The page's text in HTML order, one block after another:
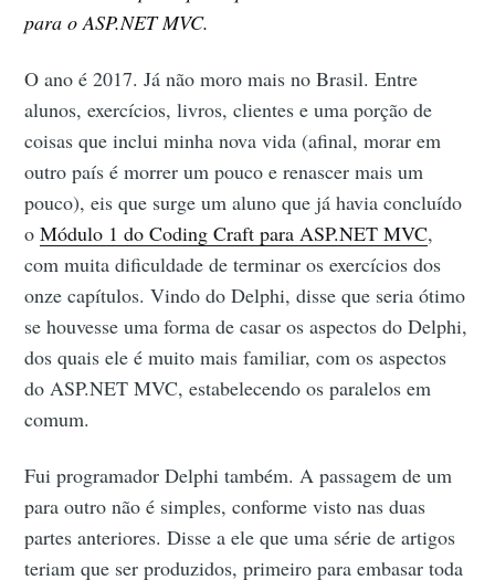
para o ASP.NET MVC.
O ano é 2017. Já não moro mais no Brasil. Entre
alunos, exercícios, livros, clientes e uma porção de
coisas que inclui minha nova vida (afinal, morar em
outro país é morrer um pouco e renascer mais um
pouco), eis que surge um aluno que já havia concluído
oMódulo 1 do Coding Craft para ASP.NET MVC,
com muita dificuldade de terminar os exercícios dos
onze capítulos. Vindo do Delphi, disse que seria ótimo
se houvesse uma forma de casar os aspectos do Delphi,
dos quais ele é muito mais familiar, com os aspectos
do ASP.NET MVC, estabelecendo os paralelos em
comum.
Fui programador Delphi também. A passagem de um
para outro não é simples, conforme visto nas duas
partes anteriores. Disse a ele que uma série de artigos
teriam que ser produzidos, primeiro para embasar toda